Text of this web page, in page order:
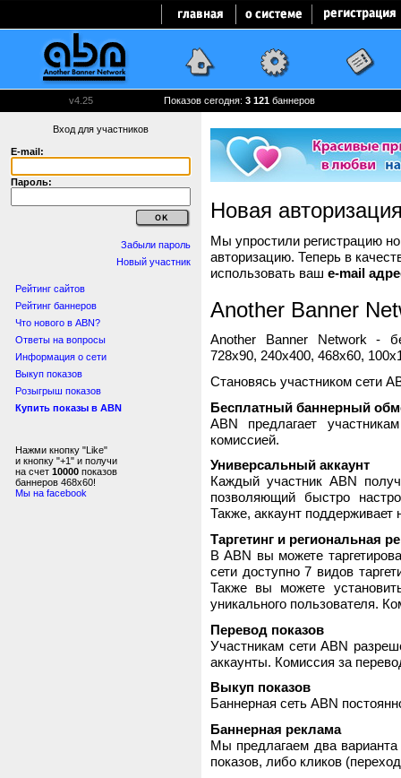
v4.25 Показов сегодня: 3 121 баннеров
Вход для участников
E-mail:
Пароль:
Забыли пароль
Новый участник
Рейтинг сайтов
Рейтинг баннеров
Что нового в ABN?
Ответы на вопросы
Информация о сети
Выкуп показов
Розыгрыш показов
Купить показы в ABN
Нажми кнопку "Like"
и кнопку "+1" и получи
на счет 10000 показов
баннеров 468x60!
Мы на facebook
Новая
Мы упростили регистрацию
авторизацию. Теперь в
использовать ваш e-mail
Another Banner
Another Banner Network -
728x90, 240x400, 468x60,
Становясь участником сети
Бесплатный баннерный
ABN предлагает
комиссией.
Универсальный аккаунт
Каждый участник ABN
позволяющий быстро
Также, аккаунт поддерживает
Таргетинг и региональная
В ABN вы можете
сети доступно 7 видов
Также вы можете
уникального пользователя.
Перевод показов
Участникам сети ABN
аккаунты. Комиссия за
Выкуп показов
Баннерная сеть ABN
Баннерная реклама
Мы предлагаем два
показов, либо кликов